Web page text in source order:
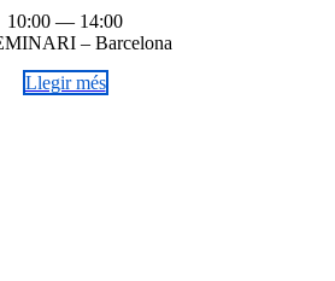
10:00 — 14:00
– Barcelona
Llegir més